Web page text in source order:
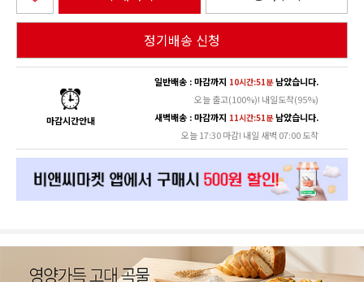
정기배송 신청
마감시간안내
일반배송 : 마감까지 10시간:51분남았습니다.
오늘 출고(100%)! 내일도착(95%)
새벽배송 : 마감까지 11시간:51분남았습니다.
오늘 17:30 마감! 내일 새벽 07:00 도착